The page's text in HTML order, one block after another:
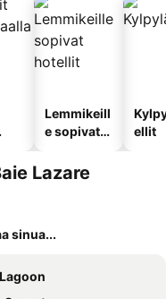
Lemmikeill
e sopivat
ellit
Lazare
sinua...